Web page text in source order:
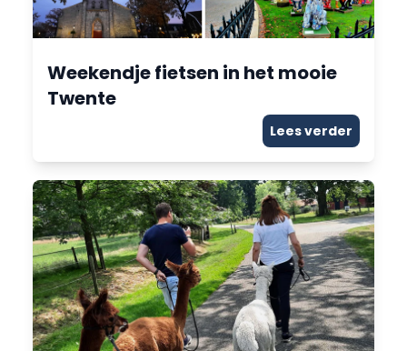
Weekendje fietsen in het mooie
Twente
Lees verder